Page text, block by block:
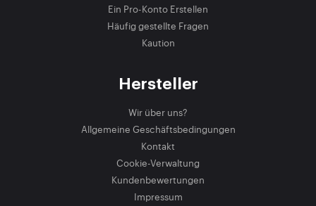
Ein Pro-Konto Erstellen
Häufig gestellte Fragen
Kaution
Hersteller
Wir über uns?
Allgemeine Geschäftsbedingungen
Kontakt
Cookie-Verwaltung
Kundenbewertungen
Impressum